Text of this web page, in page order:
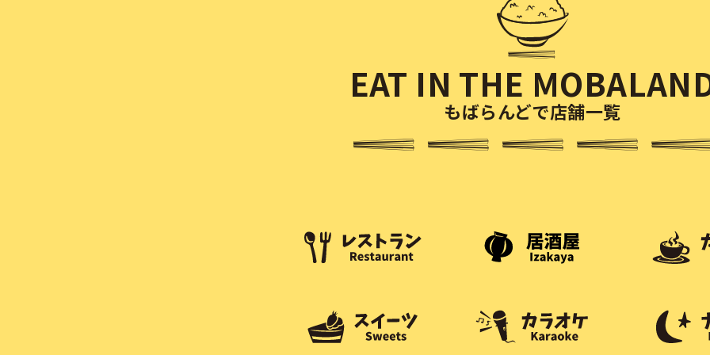
EAT IN THE
もばらんどで店舗一覧